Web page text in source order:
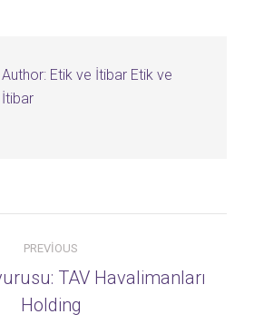
Author: Etik ve İtibar Etik ve
İtibar
PREVIOUS
Previous
post:
TAV Havalimanları
Holding